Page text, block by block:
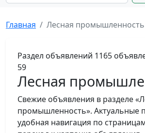
Главная Лесная промышленность
Раздел объявлений 1165
59
Лесная
Свежие объявления в разделе
промышленность». Актуальные
удобная навигация по